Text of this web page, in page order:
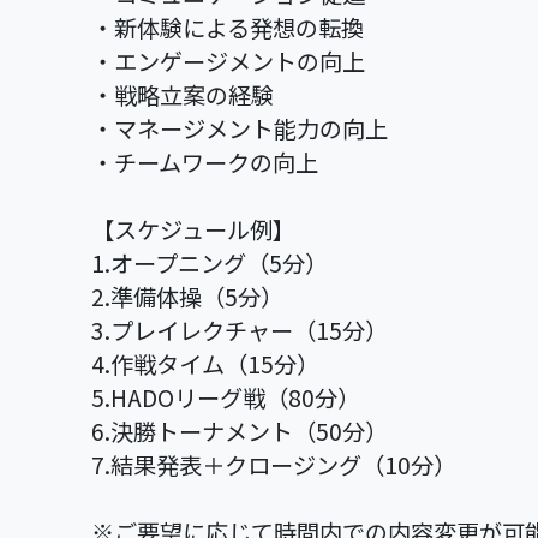
・新体験による発想の転換
・エンゲージメントの向上
・戦略立案の経験
・マネージメント能力の向上
・チームワークの向上
【スケジュール例】
1.オープニング（5分）
2.準備体操（5分）
3.プレイレクチャー（15分）
4.作戦タイム（15分）
5.HADOリーグ戦（80分）
6.決勝トーナメント（50分）
7.結果発表＋クロージング（10分）